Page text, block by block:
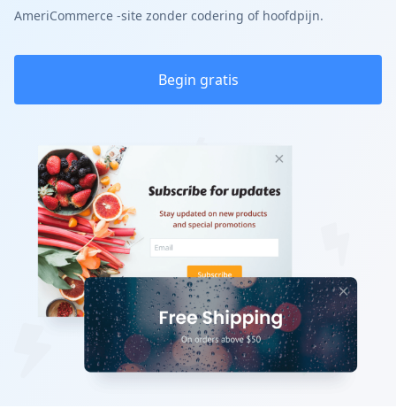
AmeriCommerce -site zonder codering of hoofdpijn.
Begin gratis